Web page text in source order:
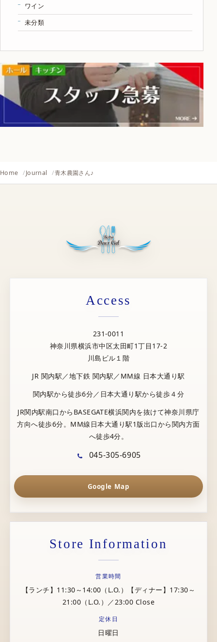
ワイン
未分類
Home Journal 青木農園さん♪
Access
231-0011
神奈川県横浜市中区太田町1丁目17-2
川島ビル１階
JR 関内駅／地下鉄 関内駅／MM線 日本大通り駅
関内駅から徒歩6分／日本大通り駅から徒歩４分
JR関内駅南口からBASEGATE横浜関内を抜けて神奈川県庁
方向へ徒歩6分。MM線日本大通り駅1版出口から関内方面
へ徒歩4分。
045-305-6905
Google Map
Store Information
営業時間
【ランチ】11:30～14:00（L.O.）【ディナー】17:30～
21:00（L.O.）／23:00 Close
定休日
日曜日